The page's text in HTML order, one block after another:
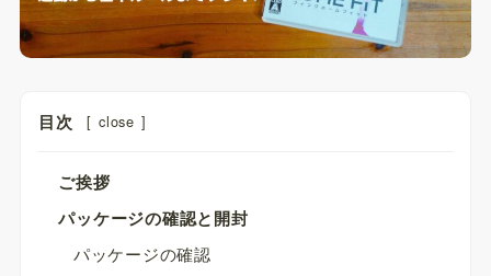
目次 [ close ]
ご挨拶
パッケージの確認と開封
パッケージの確認